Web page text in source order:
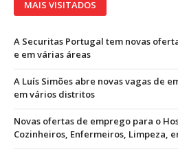
MAIS VISITADOS
A Securitas Portugal tem novas
e em várias áreas
A Luís Simões abre novas vagas de
em vários distritos
Novas ofertas de emprego para o
Cozinheiros, Enfermeiros, Limpeza,